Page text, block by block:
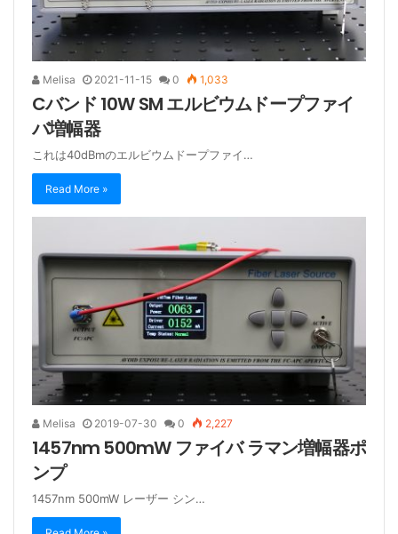
Melisa 2021-11-15 0 1,033
Cバンド 10W SM エルビウムドープファイ
バ増幅器
これは40dBmのエルビウムドープファイ…
Read More »
Melisa 2019-07-30 0 2,227
1457nm 500mW ファイバ ラマン増幅器ポ
ンプ
1457nm 500mW レーザー シン…